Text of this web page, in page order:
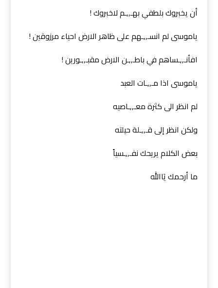
أن يخبروك بلطفي بهـ,,ـم لاخبروك !
ياموسى لم انسـ,,ـهم على ظاهر الارض احياء مرزوقين !
افأنـ,,ـساهم في باطـ,,ـن الارض مقبـ,,ـورين !
ياموسى اذا مـ,,ـات العبد
لم انظر الى كثرة معـ,,ـاصيه
ولكن انظر إلى قـ,,ـلة حيلته
بعض الكلام يريحك نفـ,,ـسياً
ما أرحمك يَاالله